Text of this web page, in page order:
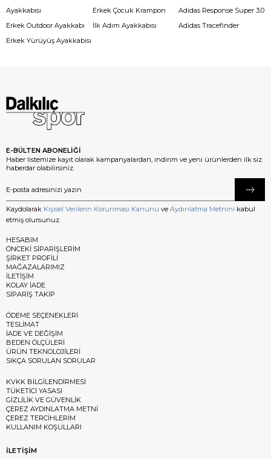
Ayakkabısı
Erkek Outdoor Ayakkabı
Erkek Yürüyüş Ayakkabısı
Erkek Çocuk Krampon
İlk Adım Ayakkabısı
Adidas Response Super 3.0
Adidas Tracefinder
E-BÜLTEN ABONELİĞİ
Haber listemize kayıt olarak kampanyalardan, indirim ve yeni ürünlerden ilk siz
haberdar olabilirsiniz.
Kaydolarak Kişisel Verilerin Korunması Kanunu ve Aydınlatma Metnini kabul
etmiş olursunuz.
HESABIM
ÖNCEKİ SİPARİŞLERİM
ŞİRKET PROFİLİ
MAĞAZALARIMIZ
İLETİŞİM
KOLAY İADE
SİPARİŞ TAKİP
ÖDEME SEÇENEKLERİ
TESLİMAT
İADE VE DEĞİŞİM
BEDEN ÖLÇÜLERİ
ÜRÜN TEKNOLOJİLERİ
SIKÇA SORULAN SORULAR
KVKK BİLGİLENDİRMESİ
TÜKETİCİ YASASI
GİZLİLİK VE GÜVENLİK
ÇEREZ AYDINLATMA METNİ
ÇEREZ TERCİHLERİM
KULLANIM KOŞULLARI
İLETİŞİM